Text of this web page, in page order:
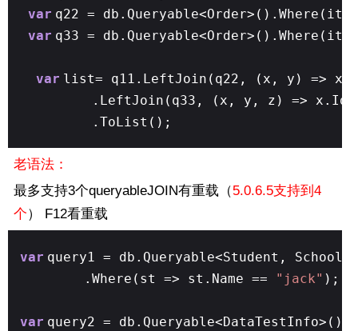
var q22 =
var q33 =
var list= q11.LeftJoin(q22, (x, y) =>
.LeftJoin(q33, (x, y, z) => x.Id
.ToList();
老语法：
最多支持3个queryableJOIN有重载（5.0.6.5支持到4
个） F12看重载
var query1 = db.Queryable<Student,
.Where(st => st.Name ==
"jack" );
var query2 = db.Queryable<DataTestInfo>();